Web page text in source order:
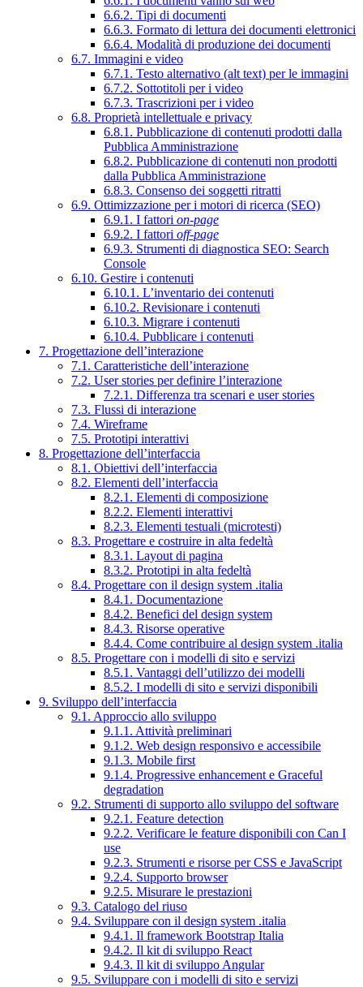
6.6.2. Tipi di documenti
6.6.3. Formato di lettura dei documenti elettronici
6.6.4. Modalità di produzione dei documenti
6.7. Immagini e video
6.7.1. Testo alternativo (alt text) per le immagini
6.7.2. Sottotitoli per i video
6.7.3. Trascrizioni per i video
6.8. Proprietà intellettuale e privacy
6.8.1. Pubblicazione di contenuti prodotti dalla
Pubblica Amministrazione
6.8.2. Pubblicazione di contenuti non prodotti
dalla Pubblica Amministrazione
6.8.3. Consenso dei soggetti ritratti
6.9. Ottimizzazione per i motori di ricerca (SEO)
6.9.1. I fattori on-page
6.9.2. I fattori off-page
6.9.3. Strumenti di diagnostica SEO: Search
Console
6.10. Gestire i contenuti
6.10.1. L’inventario dei contenuti
6.10.2. Revisionare i contenuti
6.10.3. Migrare i contenuti
6.10.4. Pubblicare i contenuti
7. Progettazione dell’interazione
7.1. Caratteristiche dell’interazione
7.2. User stories per definire l’interazione
7.2.1. Differenza tra scenari e user stories
7.3. Flussi di interazione
7.4. Wireframe
7.5. Prototipi interattivi
8. Progettazione dell’interfaccia
8.1. Obiettivi dell’interfaccia
8.2. Elementi dell’interfaccia
8.2.1. Elementi di composizione
8.2.2. Elementi interattivi
8.2.3. Elementi testuali (microtesti)
8.3. Progettare e costruire in alta fedeltà
8.3.1. Layout di pagina
8.3.2. Prototipi in alta fedeltà
8.4. Progettare con il design system .italia
8.4.1. Documentazione
8.4.2. Benefici del design system
8.4.3. Risorse operative
8.4.4. Come contribuire al design system .italia
8.5. Progettare con i modelli di sito e servizi
8.5.1. Vantaggi dell’utilizzo dei modelli
8.5.2. I modelli di sito e servizi disponibili
9. Sviluppo dell’interfaccia
9.1. Approccio allo sviluppo
9.1.1. Attività preliminari
9.1.2. Web design responsivo e accessibile
9.1.3. Mobile first
9.1.4. Progressive enhancement e Graceful
degradation
9.2. Strumenti di supporto allo sviluppo del software
9.2.1. Feature detection
9.2.2. Verificare le feature disponibili con Can I
use
9.2.3. Strumenti e risorse per CSS e JavaScript
9.2.4. Supporto browser
9.2.5. Misurare le prestazioni
9.3. Catalogo del riuso
9.4. Sviluppare con il design system .italia
9.4.1. Il framework Bootstrap Italia
9.4.2. Il kit di sviluppo React
9.4.3. Il kit di sviluppo Angular
9.5. Sviluppare con i modelli di sito e servizi